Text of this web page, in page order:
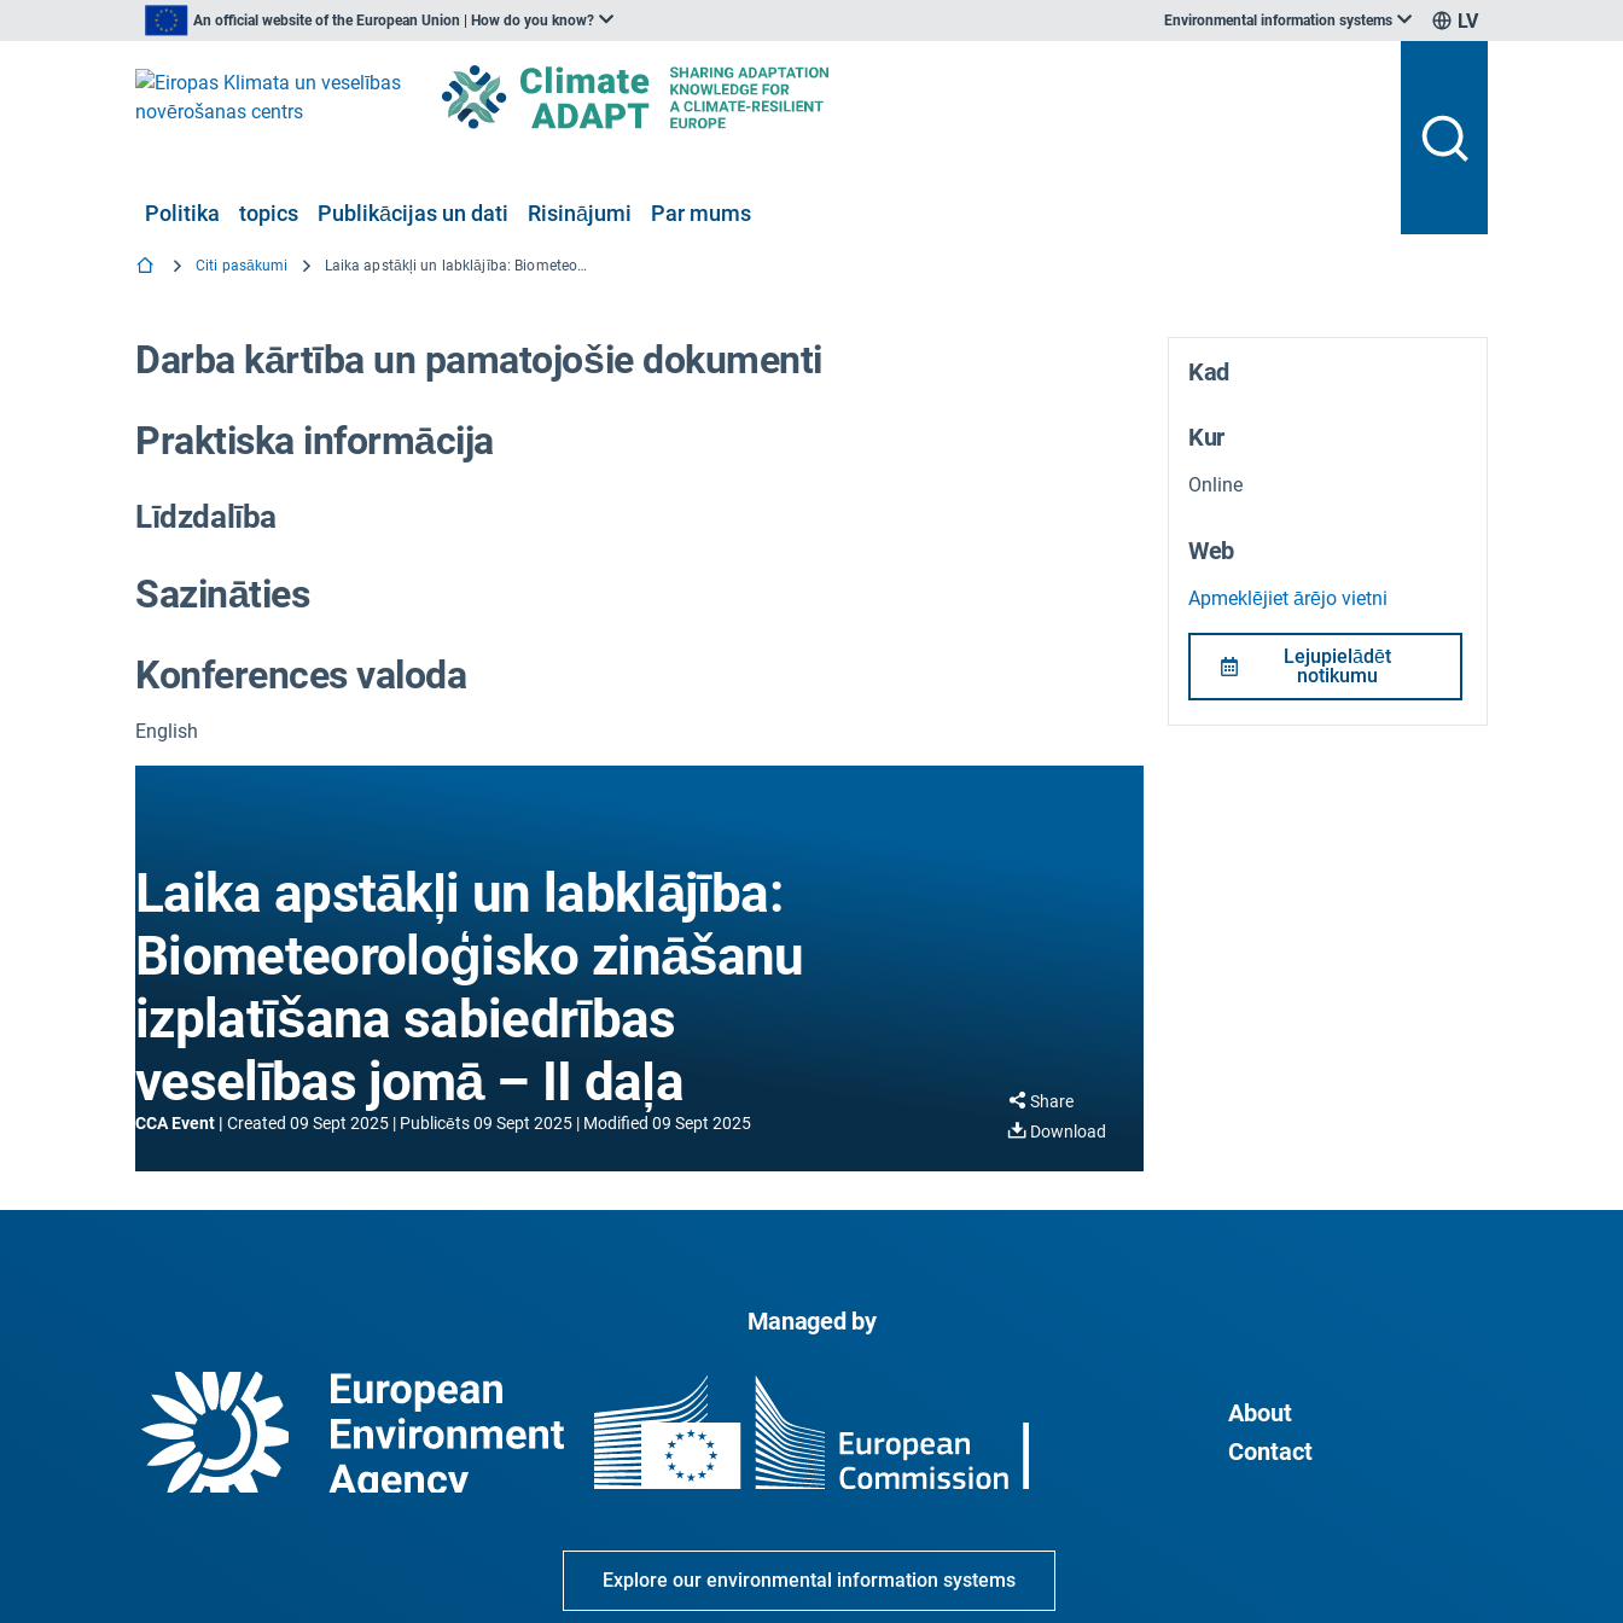
An official website of the European Union | How do you know? Environmental information systems LV
Politika topics Publikācijas un dati Risinājumi Par mums
Citi pasākumi Laika apstākļi un labklājība: Biometeoroloģisko zināšanu izplatīšana sabiedrības veselības jomā – II daļa
Darba kārtība un pamatojošie dokumenti
Praktiska informācija
Līdzdalība
Sazināties
Konferences valoda
English
Laika apstākļi un labklājība:
Biometeoroloģisko zināšanu
izplatīšana sabiedrības
veselības jomā – II daļa
CCA Event Created 09 Sept 2025 Publicēts09 Sept 2025 Modified 09 Sept 2025
Share
Download
Kad
Kur
Online
Web
Apmeklējiet ārējo vietni
Lejupielādēt
notikumu
Managed by
About
Contact
Explore our environmental information systems